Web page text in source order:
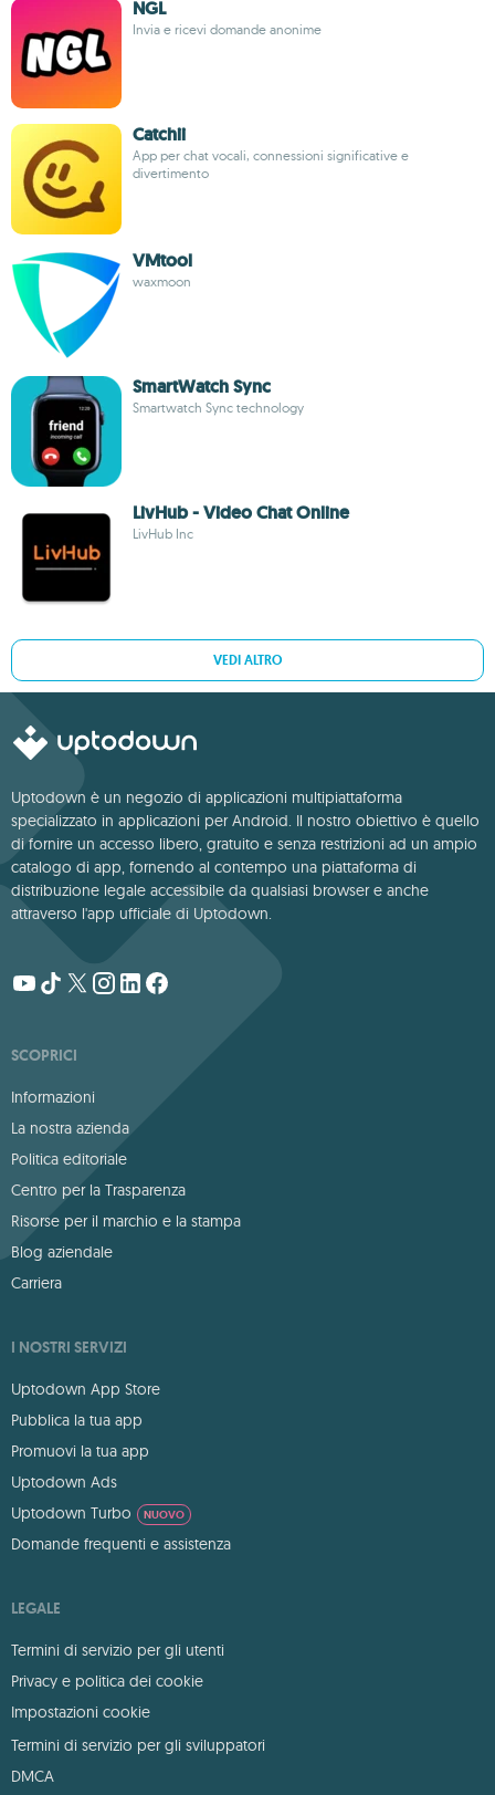
NGL
Invia e ricevi domande anonime
Catchii
App per chat vocali, connessioni significative e
divertimento
VMtool
waxmoon
SmartWatch Sync
Smartwatch Sync technology
LivHub - Video Chat Online
LivHub Inc
VEDI ALTRO
Uptodown è un negozio di applicazioni multipiattaforma
specializzato in applicazioni per Android. Il nostro obiettivo è quello
di fornire un accesso libero, gratuito e senza restrizioni ad un ampio
catalogo di app, fornendo al contempo una piattaforma di
distribuzione legale accessibile da qualsiasi browser e anche
attraverso l'app ufficiale di Uptodown.
SCOPRICI
Informazioni
La nostra azienda
Politica editoriale
Centro per la Trasparenza
Risorse per il marchio e la stampa
Blog aziendale
Carriera
I NOSTRI SERVIZI
Uptodown App Store
Pubblica la tua app
Promuovi la tua app
Uptodown Ads
Uptodown Turbo
NUOVO
Domande frequenti e assistenza
LEGALE
Termini di servizio per gli utenti
Privacy e politica dei cookie
Impostazioni cookie
Termini di servizio per gli sviluppatori
DMCA